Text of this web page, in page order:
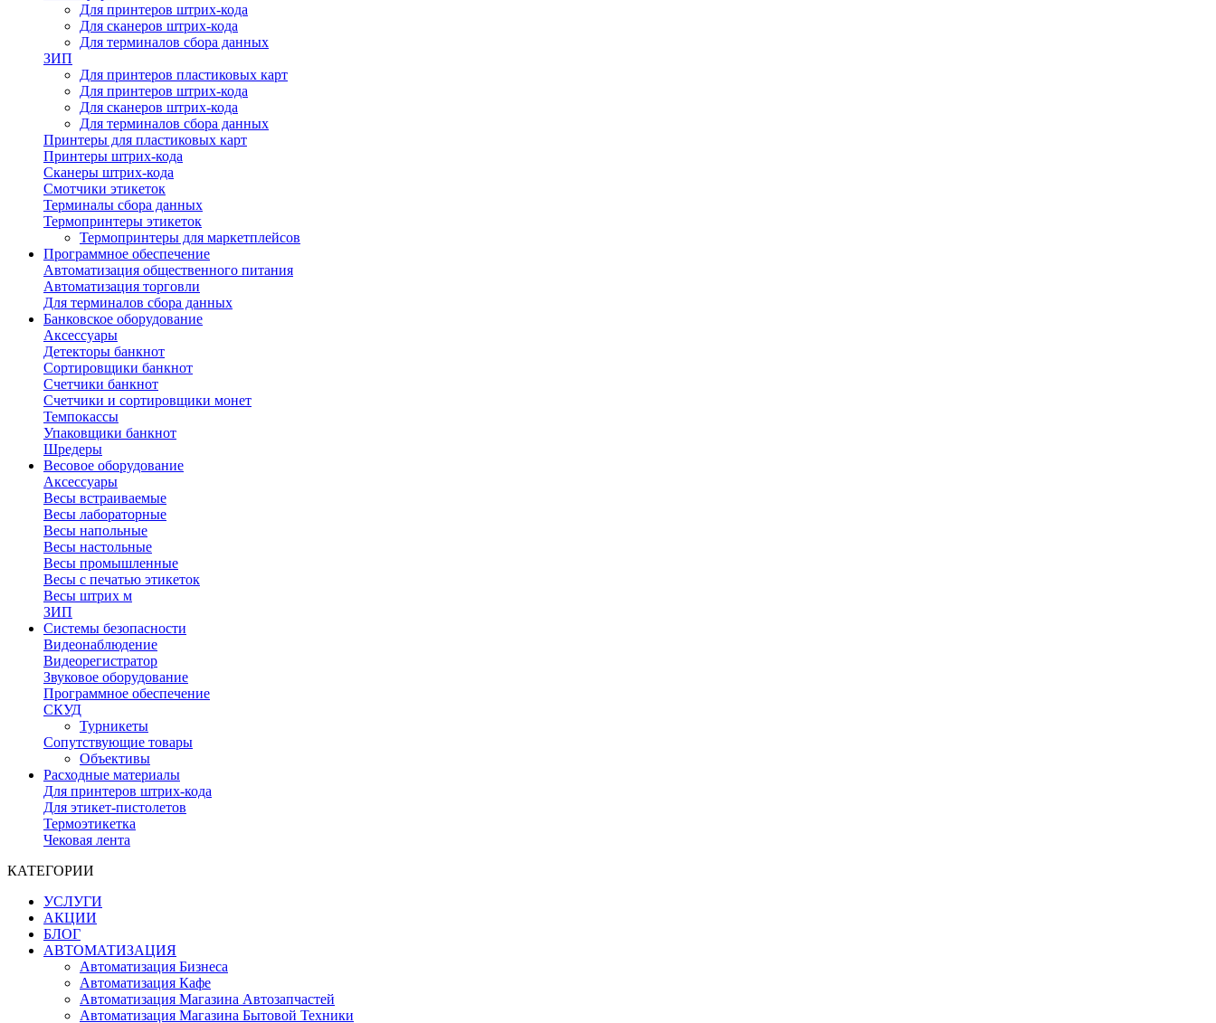
Для принтеров штрих-кода
Для сканеров штрих-кода
Для терминалов сбора данных
ЗИП
Для принтеров пластиковых карт
Для принтеров штрих-кода
Для сканеров штрих-кода
Для терминалов сбора данных
Принтеры для пластиковых карт
Принтеры штрих-кода
Сканеры штрих-кода
Смотчики этикеток
Терминалы сбора данных
Термопринтеры этикеток
Термопринтеры для маркетплейсов
Программное обеспечение
Автоматизация общественного питания
Автоматизация торговли
Для терминалов сбора данных
Банковское оборудование
Аксессуары
Детекторы банкнот
Сортировщики банкнот
Счетчики банкнот
Счетчики и сортировщики монет
Темпокассы
Упаковщики банкнот
Шредеры
Весовое оборудование
Аксессуары
Весы встраиваемые
Весы лабораторные
Весы напольные
Весы настольные
Весы промышленные
Весы с печатью этикеток
Весы штрих м
ЗИП
Системы безопасности
Видеонаблюдение
Видеорегистратор
Звуковое оборудование
Программное обеспечение
СКУД
Турникеты
Сопутствующие товары
Объективы
Расходные материалы
Для принтеров штрих-кода
Для этикет-пистолетов
Термоэтикетка
Чековая лента
КАТЕГОРИИ
УСЛУГИ
АКЦИИ
БЛОГ
АВТОМАТИЗАЦИЯ
Автоматизация Бизнеса
Автоматизация Кафе
Автоматизация Магазина Автозапчастей
Автоматизация Магазина Бытовой Техники